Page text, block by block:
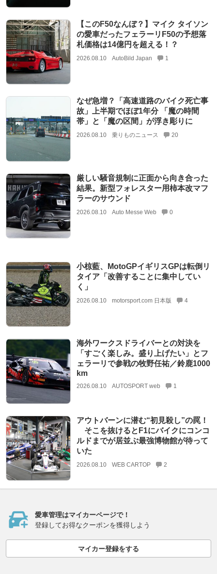
【このF50なんぼ？】マイク タイソン
の愛車だったフェラーリF50の予想落
札価格は14億円を超える！？
2026.08.10 AutoBild Japan 1
なぜ急増？「高速道路のバイク死亡事
故」上半期でほぼ1年分 「魔の時間
帯」と「魔の区間」が浮き彫りに
2026.08.10 乗りものニュース 20
厳しい騒音規制に正面から向き合った
結果。新型フォレスター用柿本改マフ
ラーのサウンド
2026.08.10 Auto Messe Web 0
小椋藍、MotoGPイギリスGPは転倒リ
タイア「改善することに集中してい
く」
2026.08.10 motorsport.com 日本版 4
海外ワークスドライバーとの対決を
「すごく楽しみ。盛り上げたい」とフ
ェラーリで参戦の牧野任祐／鈴鹿1000
km
2026.08.10 AUTOSPORT web 1
アウトバーンに潜む“初見殺し”の罠！
そこを抜けるとF1にバイクにコンコ
ルドまでが居並ぶ最強博物館が待って
いた
2026.08.10 WEB CARTOP 2
愛車管理はマイカーページで！
登録してお得なクーポンを獲得しよう
マイカー登録をする